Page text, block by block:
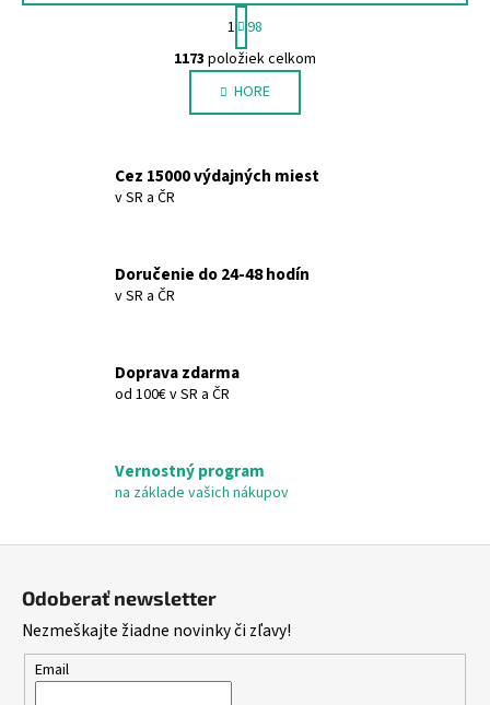
O
v
l
á
a
c
p
r
s
u
S
t
r
á
n
k
a
1 98
1173 položiek celkom
HORE
Cez 15000 výdajných miest
v SR a ČR
Doručenie do 24-48 hodín
v SR a ČR
Doprava zdarma
od 100€ v SR a ČR
Vernostný program
na základe vašich nákupov
Odoberať newsletter
Nezmeškajte žiadne novinky či zľavy!
Email